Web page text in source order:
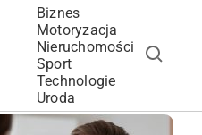
Biznes
Motoryzacja
Nieruchomości
Sport
Technologie
Uroda
ARTYKUŁY